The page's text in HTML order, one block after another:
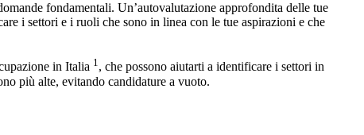
fondamentali. Un’autovalutazione approfondita delle tue
i settori e i ruoli che sono in linea con le tue aspirazioni e che
in Italia 1, che possono aiutarti a identificare i settori in
più alte, evitando candidature a vuoto.